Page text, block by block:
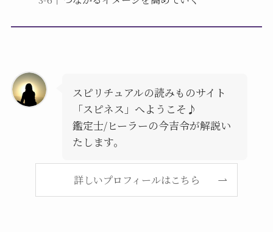
スピリチュアルの読みものサイト
「スピネス」へようこそ♪
鑑定士/ヒーラーの今吉令が解説い
たします。
詳しいプロフィールはこちら